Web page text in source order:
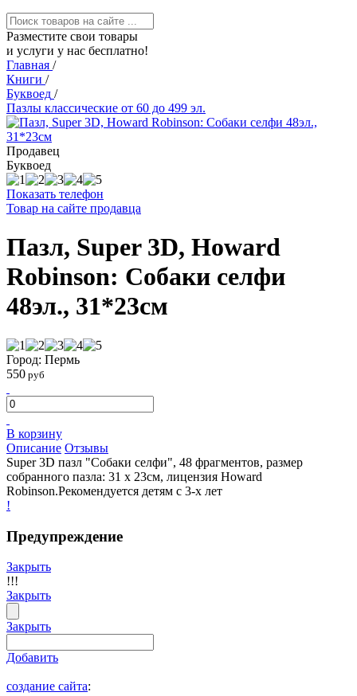
Разместите свои товары
и услуги у нас бесплатно!
Главная /
Книги /
Буквоед /
Пазлы классические от 60 до 499 эл.
Продавец
Буквоед
Показать телефон
Товар на сайте продавца
Пазл, Super 3D, Howard
Robinson: Собаки селфи
48эл., 31*23см
Город: Пермь
550 руб
В корзину
Описание Отзывы
Super 3D пазл "Собаки селфи", 48 фрагментов, размер
собранного пазла: 31 х 23см, лицензия Howard
Robinson.Рекомендуется детям с 3-х лет
!
Предупреждение
Закрыть
!!!
Закрыть
Закрыть
Добавить
создание сайта: